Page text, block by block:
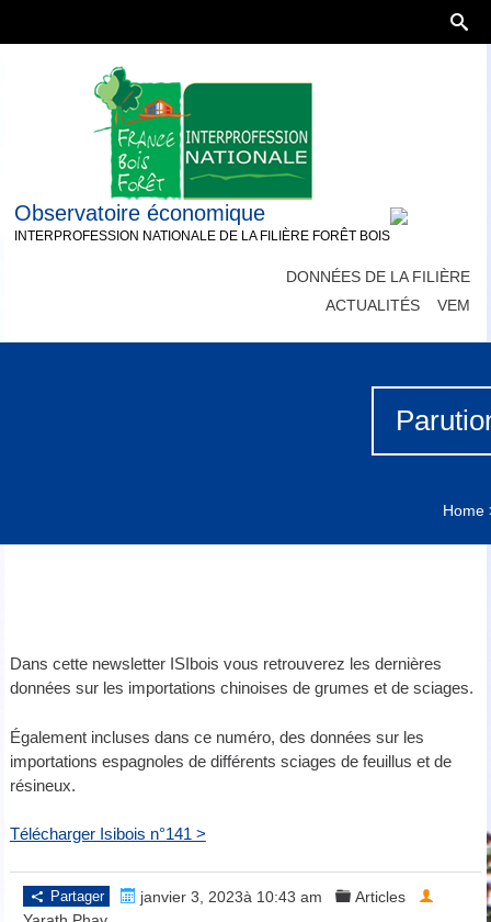
Observatoire économique
INTERPROFESSION NATIONALE DE LA FILIÈRE FORÊT BOIS
DONNÉES DE LA FILIÈRE
ACTUALITÉS
VEM
Home
Dans cette newsletter ISIbois vous retrouverez les dernières
données sur les importations chinoises de grumes et de sciages.
Également incluses dans ce numéro, des données sur les
importations espagnoles de différents sciages de feuillus et de
résineux.
Télécharger Isibois n°141 >
Partager janvier 3, 2023à 10:43 am
Articles